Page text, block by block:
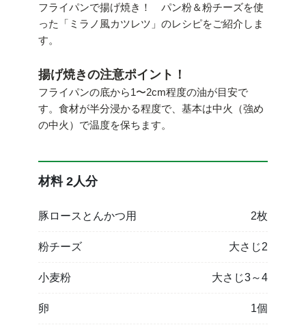
フライパンで揚げ焼き！ パン粉＆粉チーズを使
った「ミラノ風カツレツ」のレシピをご紹介しま
す。
揚げ焼きの注意ポイント！
フライパンの底から1〜2cm程度の油が目安で
す。食材が半分浸かる程度で、基本は中火（強め
の中火）で温度を保ちます。
材料 2人分
豚ロースとんかつ用 2枚
粉チーズ 大さじ2
小麦粉 大さじ3～4
卵 1個